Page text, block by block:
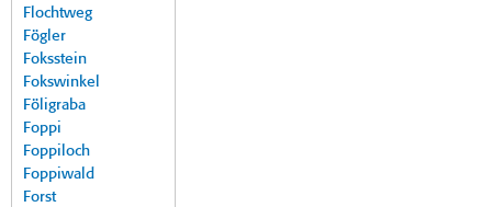
Flochtweg
Fögler
Foksstein
Fokswinkel
Föligraba
Foppi
Foppiloch
Foppiwald
Forst